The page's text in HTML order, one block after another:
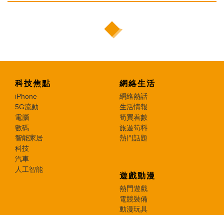
科技焦點
iPhone
5G流動
電腦
數碼
智能家居
科技
汽車
人工智能
網絡生活
網絡熱話
生活情報
筍買着數
旅遊筍料
熱門話題
遊戲動漫
熱門遊戲
電競裝備
動漫玩具